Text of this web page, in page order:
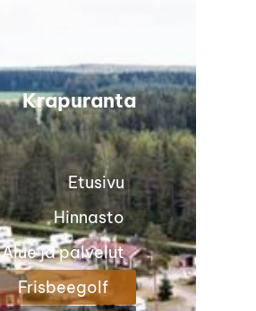
Krapuranta
Etusivu
Hinnasto
Alue ja palvelut
Frisbeegolf